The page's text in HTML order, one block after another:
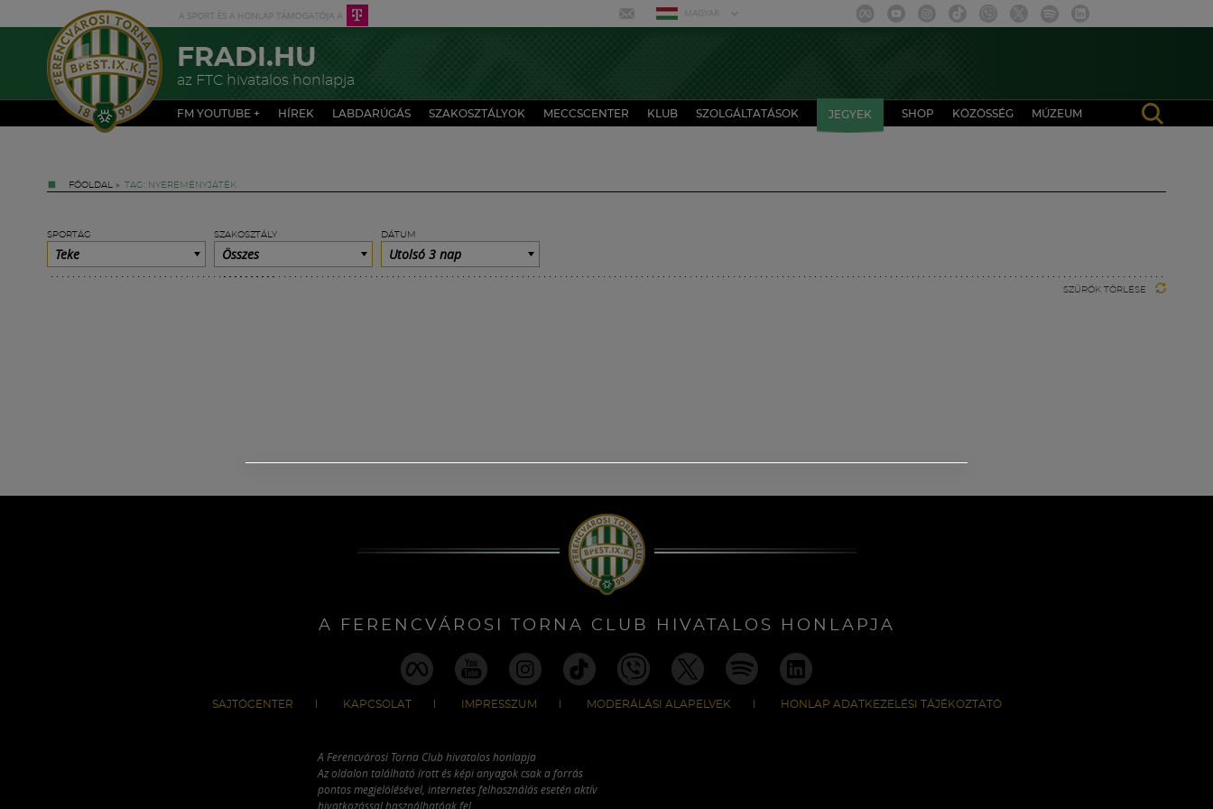
MAGYAR
FRADI.HU
az FTC hivatalos honlapja
FM YOUTUBE + HÍREK LABDARÚGÁS SZAKOSZTÁLYOK MECCSCENTER KLUB SZOLGÁLTATÁSOK JEGYEK SHOP KÖZÖSSÉG MÚZEUM
FŐOLDAL » TAG: NYEREMÉNYJÁTÉK
SPORTÁG
Teke
SZAKOSZTÁLY
Összes
DÁTUM
Utolsó 3 nap
SZŰRŐK TÖRLÉSE
A FERENCVÁROSI TORNA CLUB HIVATALOS HONLAPJA
SAJTÓCENTER KAPCSOLAT IMPRESSZUM MODERÁLÁSI ALAPELVEK HONLAP ADATKEZELÉSI TÁJÉKOZTATÓ
A Ferencvárosi Torna Club hivatalos honlapja
Az oldalon található írott és képi anyagok csak a forrás
pontos megjelölésével, internetes felhasználás esetén aktív
hivatkozással használhatóak fel.